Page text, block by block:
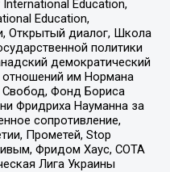
Education,
Education,
Открытый диалог, Школа
политики
демократический
им Нормана
Свобод, Фонд Бориса
Фридриха Науманна за
сопротивление,
Прометей, Stop
Фридом Хаус, СОТА
Лига Украины